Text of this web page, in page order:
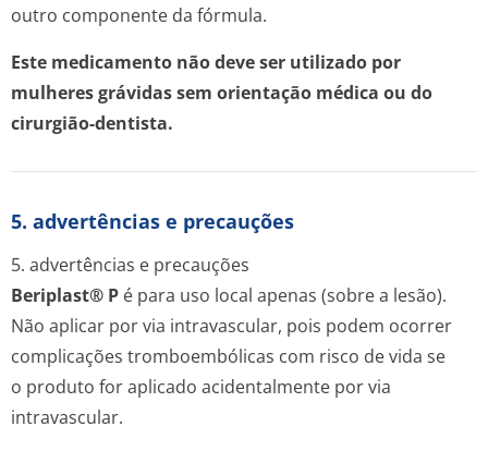
outro componente da fórmula.
Este medicamento não deve ser utilizado por
mulheres grávidas sem orientação médica ou do
cirurgião-dentista.
5. advertências e precauções
5. advertências e precauções
Beriplast® P é para uso local apenas (sobre a lesão).
Não aplicar por via intravascular, pois podem ocorrer
complicações tromboembólicas com risco de vida se
o produto for aplicado acidentalmente por via
intravascular.